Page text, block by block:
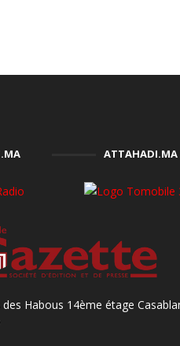
ATTAHADI.MA
Habous 14ème étage